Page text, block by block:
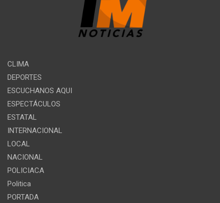
CLIMA
DEPORTES
ESCUCHANOS AQUI
ESPECTÁCULOS
ESTATAL
INTERNACIONAL
LOCAL
NACIONAL
POLICIACA
Politica
PORTADA